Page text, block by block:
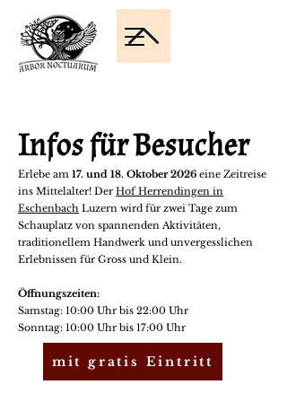
Infos für Besucher
Erlebe am 17. und 18. Oktober 2026 eine Zeitreise
ins Mittelalter! Der Hof Herrendingen in
Eschenbach Luzern wird für zwei Tage zum
Schauplatz von spannenden Aktivitäten,
traditionellem Handwerk und unvergesslichen
Erlebnissen für Gross und Klein.
Öffnungszeiten:
Samstag: 10:00 Uhr bis 22:00 Uhr
Sonntag: 10:00 Uhr bis 17:00 Uhr
mit gratis Eintritt